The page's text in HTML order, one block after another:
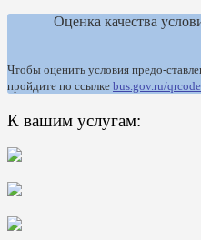
Оценка качества
Чтобы оценить условия предо-
пройдите по ссылке bus.gov.ru/
К вашим услугам: